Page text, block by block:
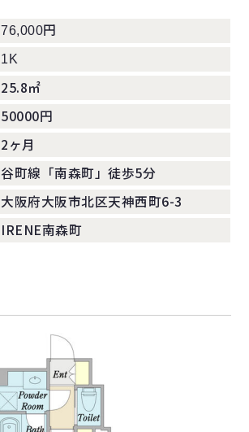
76,000円
1K
25.8㎡
50000円
2ヶ月
谷町線「南森町」徒歩5分
大阪府大阪市北区天神西町6-3
IRENE南森町